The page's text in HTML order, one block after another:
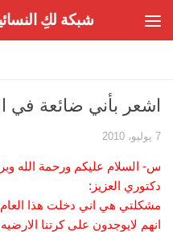
شبكة لكِ
اشعر بأني ضائعة في
7 يوليو، 2010
س- السلام عليكم ورحمة الله
دكتوري العزيز:
مشكلتي هي اني دخلت هذا
انهم لايوجدون على كرتنا